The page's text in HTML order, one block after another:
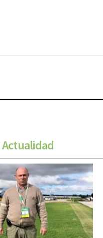
Actualidad